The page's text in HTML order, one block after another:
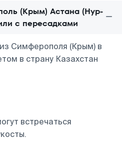
(Крым) Астана (Нур-
с пересадками
Симферополя (Крым) в
в страну Казахстан
встречаться